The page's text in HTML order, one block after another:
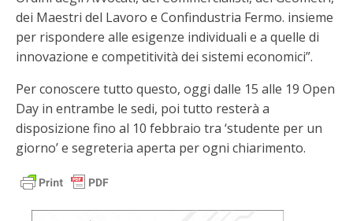
dei Maestri del Lavoro e Confindustria Fermo. insieme
per rispondere alle esigenze individuali e a quelle di
innovazione e competitività dei sistemi economici”.
Per conoscere tutto questo, oggi dalle 15 alle 19 Open
Day in entrambe le sedi, poi tutto resterà a
disposizione fino al 10 febbraio tra ‘studente per un
giorno’ e segreteria aperta per ogni chiarimento.